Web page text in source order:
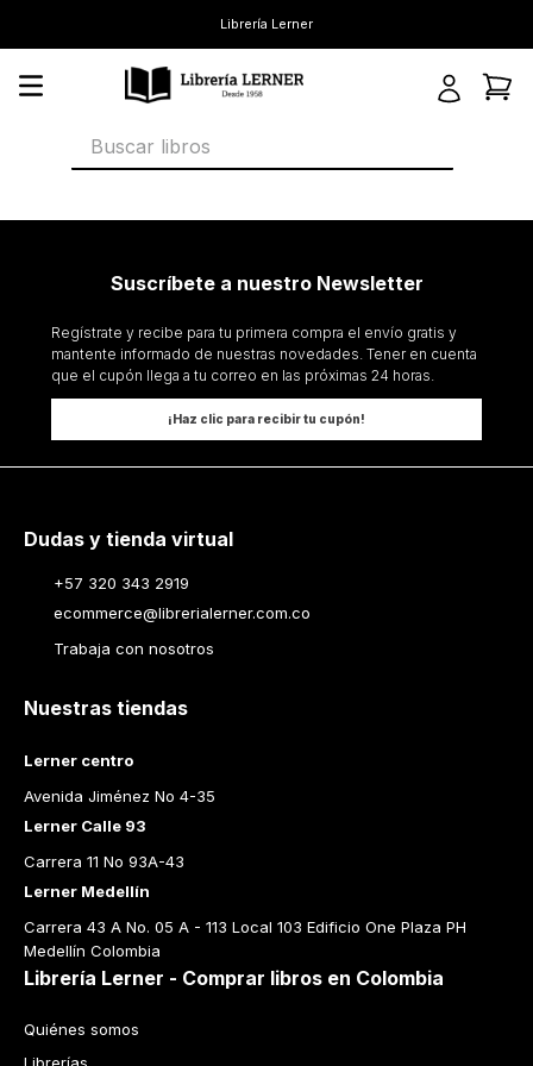
Librería Lerner
Buscar libros
Suscríbete a nuestro Newsletter
Regístrate y recibe para tu primera compra el envío gratis y
mantente informado de nuestras novedades. Tener en cuenta
que el cupón llega a tu correo en las próximas 24 horas.
¡Haz clic para recibir tu cupón!
Dudas y tienda virtual
+57 320 343 2919
ecommerce@librerialerner.com.co
Trabaja con nosotros
Nuestras tiendas
Lerner centro
Avenida Jiménez No 4-35
Lerner Calle 93
Carrera 11 No 93A-43
Lerner Medellín
Carrera 43 A No. 05 A - 113 Local 103 Edificio One Plaza PH
Medellín Colombia
Librería Lerner - Comprar libros en Colombia
Quiénes somos